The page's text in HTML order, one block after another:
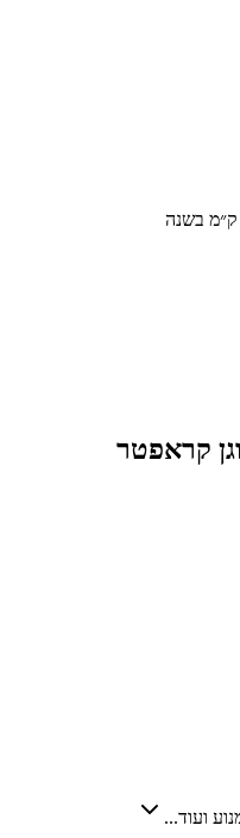
קראפטר
ועוד...